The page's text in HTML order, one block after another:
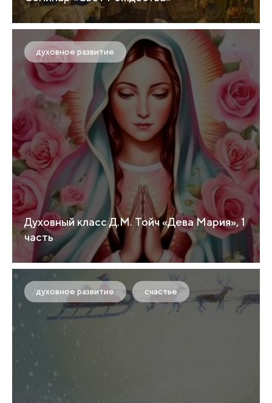
духовное развитие
Духовный класс Д.М. Тойч «Дева Мария», 1
часть
духовное развитие счастье